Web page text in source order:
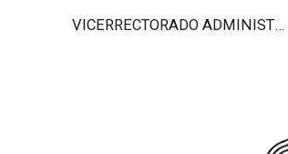
VICERRECTORADO ADMINISTRATIVO